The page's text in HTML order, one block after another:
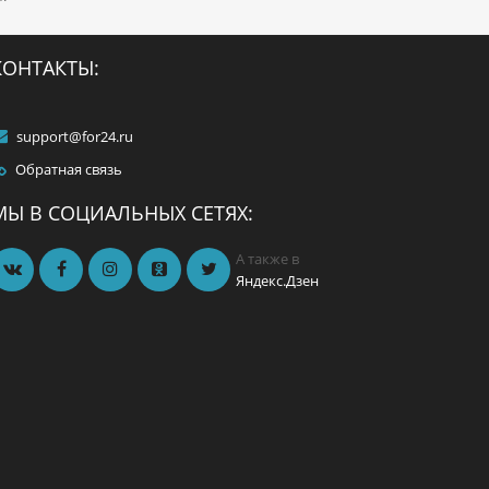
support@for24.ru
Обратная связь
В СОЦИАЛЬНЫХ СЕТЯХ:
А также в
Яндекс.Дзен